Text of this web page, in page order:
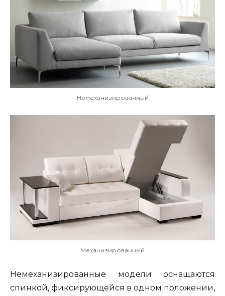
Немеханизированный
Механизированный
Немеханизированные модели оснащаются
спинкой, фиксирующейся в одном положении,